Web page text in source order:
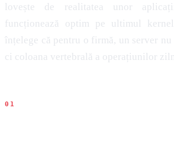
lovește de realitatea unor
funcționează optim pe ultimul
înțelege că pentru o firmă, un server
ci coloana vertebrală a operațiunilor